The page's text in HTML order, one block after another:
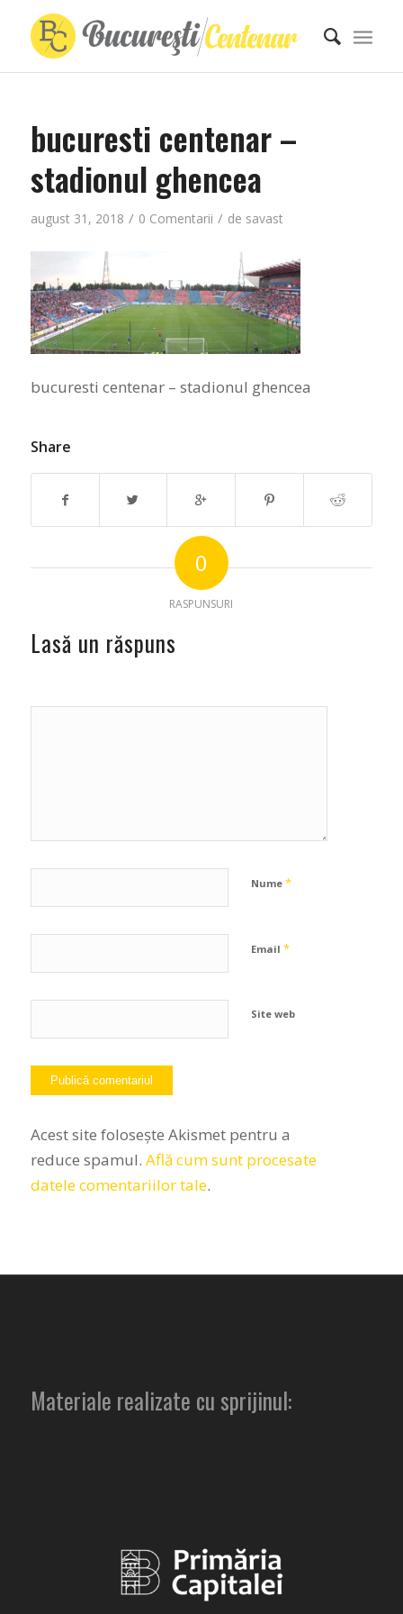
bucuresti centenar –
stadionul ghencea
august 31, 2018 / 0 Comentarii / de savast
bucuresti centenar – stadionul ghencea
Share
0
RASPUNSURI
Lasă un răspuns
Nume *
Email *
Site web
Acest site folosește Akismet pentru a
reduce spamul. Află cum sunt procesate
datele comentariilor tale.
Materiale realizate cu sprijinul: